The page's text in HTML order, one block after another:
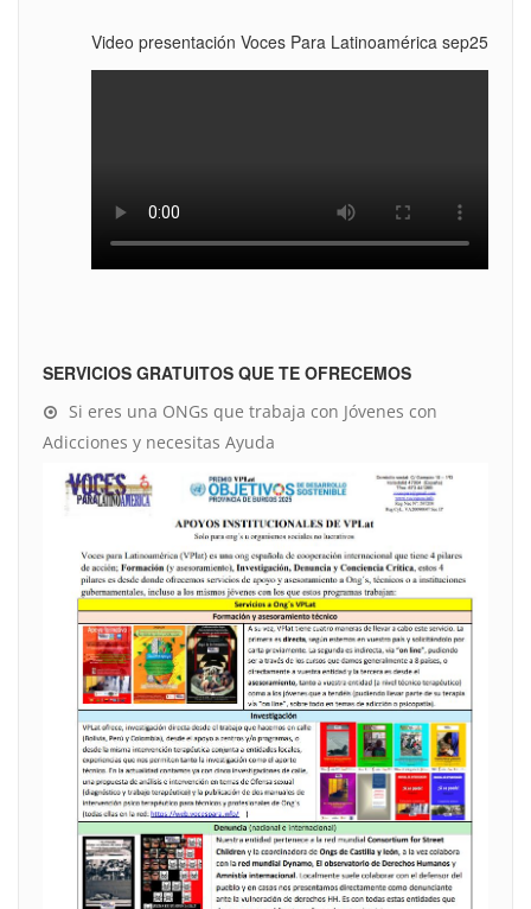
Video presentación Voces Para Latinoamérica sep25
SERVICIOS GRATUITOS QUE TE OFRECEMOS
Si eres una ONGs que trabaja con Jóvenes con
Adicciones y necesitas Ayuda